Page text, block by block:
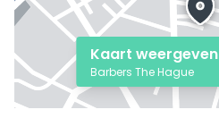
Kaart weergeven
Barbers The Hague